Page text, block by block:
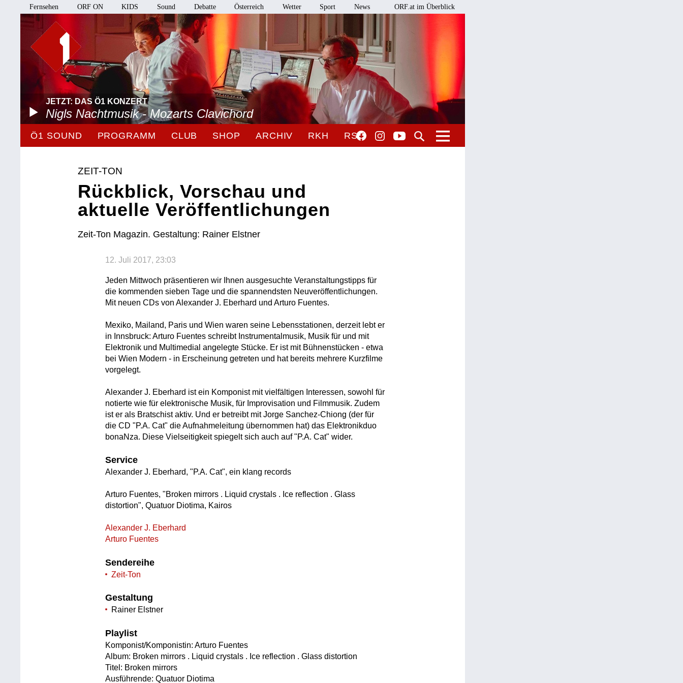
Fernsehen ORF ON KIDS Sound Debatte Österreich Wetter Sport News ORF.at im Überblick
JETZT: DAS Ö1 KONZERT
Nigls Nachtmusik - Mozarts Clavichord
Ö1 SOUND PROGRAMM CLUB SHOP ARCHIV RKH RSO
ZEIT-TON
Rückblick, Vorschau und
aktuelle Veröffentlichungen
Zeit-Ton Magazin. Gestaltung: Rainer Elstner
12. Juli 2017, 23:03
Jeden Mittwoch präsentieren wir Ihnen ausgesuchte Veranstaltungstipps für
die kommenden sieben Tage und die spannendsten Neuveröffentlichungen.
Mit neuen CDs von Alexander J. Eberhard und Arturo Fuentes.
Mexiko, Mailand, Paris und Wien waren seine Lebensstationen, derzeit lebt er
in Innsbruck: Arturo Fuentes schreibt Instrumentalmusik, Musik für und mit
Elektronik und Multimedial angelegte Stücke. Er ist mit Bühnenstücken - etwa
bei Wien Modern - in Erscheinung getreten und hat bereits mehrere Kurzfilme
vorgelegt.
Alexander J. Eberhard ist ein Komponist mit vielfältigen Interessen, sowohl für
notierte wie für elektronische Musik, für Improvisation und Filmmusik. Zudem
ist er als Bratschist aktiv. Und er betreibt mit Jorge Sanchez-Chiong (der für
die CD "P.A. Cat" die Aufnahmeleitung übernommen hat) das Elektronikduo
bonaNza. Diese Vielseitigkeit spiegelt sich auch auf "P.A. Cat" wider.
Service
Alexander J. Eberhard, "P.A. Cat", ein klang records
Arturo Fuentes, "Broken mirrors . Liquid crystals . Ice reflection . Glass
distortion", Quatuor Diotima, Kairos
Alexander J. Eberhard
Arturo Fuentes
Sendereihe
Zeit-Ton
Gestaltung
Rainer Elstner
Playlist
Komponist/Komponistin: Arturo Fuentes
Album: Broken mirrors . Liquid crystals . Ice reflection . Glass distortion
Titel: Broken mirrors
Ausführende: Quatuor Diotima